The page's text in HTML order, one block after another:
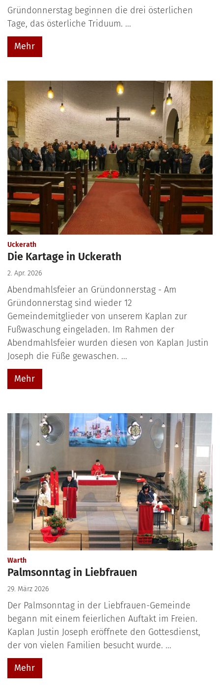
Gründonnerstag beginnen die drei österlichen
Tage, das österliche Triduum. ...
Mehr
Uckerath:
Die Kartage in Uckerath
2. Apr. 2026
Abendmahlsfeier an Gründonnerstag - Am
Gründonnerstag sind wieder 12
Gemeindemitglieder von unserem Kaplan zur
Fußwaschung eingeladen. Im Rahmen der
Abendmahlsfeier wurden diesen von Kaplan Justin
Joseph die Füße gewaschen. ...
Mehr
Warth:
Palmsonntag in Liebfrauen
29. März 2026
Der Palmsonntag in der Liebfrauen-Gemeinde
begann mit einem feierlichen Auftakt im Freien.
Kaplan Justin Joseph eröffnete den Gottesdienst,
der von vielen Familien besucht wurde. ...
Mehr